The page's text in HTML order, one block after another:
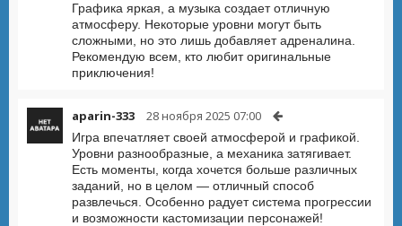
Графика яркая, а музыка создает отличную
атмосферу. Некоторые уровни могут быть
сложными, но это лишь добавляет адреналина.
Рекомендую всем, кто любит оригинальные
приключения!
aparin-333 28 ноября 2025 07:00
Игра впечатляет своей атмосферой и графикой.
Уровни разнообразные, а механика затягивает.
Есть моменты, когда хочется больше различных
заданий, но в целом — отличный способ
развлечься. Особенно радует система прогрессии
и возможности кастомизации персонажей!